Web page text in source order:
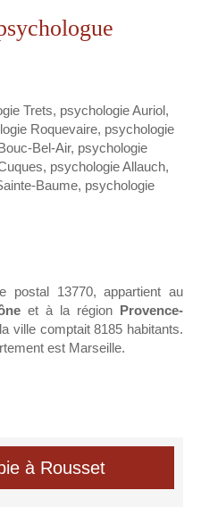
Trets, psychologie Auriol,
Roquevaire, psychologie
Bel-Air, psychologie
, psychologie Allauch,
Baume, psychologie
postal 13770, appartient au
et à la région Provence-
ville comptait 8185 habitants.
est Marseille.
à Rousset